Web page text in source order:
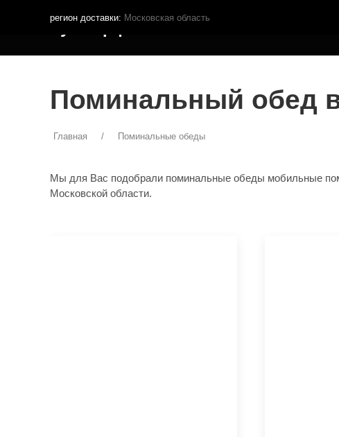
регион доставки: Московская область
Кутья.рф
Поминальный обед
Главная Поминальные обеды
Мы для Вас подобрали поминальные обеды мобильные
Московской области.